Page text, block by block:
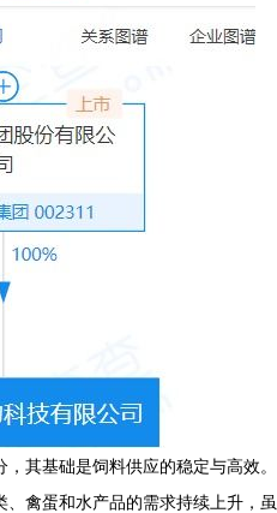
其基础是饲料供应的稳定与高效。
禽蛋和水产品的需求持续上升，虽